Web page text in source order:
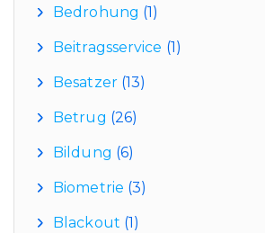
Bedrohung (1)
Beitragsservice (1)
Besatzer(13)
Betrug (26)
Bildung (6)
Biometrie (3)
Blackout (1)